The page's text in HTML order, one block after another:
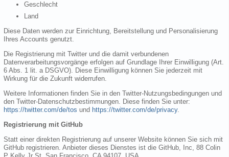
Geschlecht
Land
Diese Daten werden zur Einrichtung, Bereitstellung und Personalisierung
Ihres Accounts genutzt.
Die Registrierung mit Twitter und die damit verbundenen
Datenverarbeitungsvorgänge erfolgen auf Grundlage Ihrer Einwilligung (Art.
6 Abs. 1 lit. a DSGVO). Diese Einwilligung können Sie jederzeit mit
Wirkung für die Zukunft widerrufen.
Weitere Informationen finden Sie in den Twitter-Nutzungsbedingungen und
den Twitter-Datenschutzbestimmungen. Diese finden Sie unter:
https://twitter.com/de/tos und https://twitter.com/de/privacy.
Registrierung mit GitHub
Statt einer direkten Registrierung auf unserer Website können Sie sich mit
GitHub registrieren. Anbieter dieses Dienstes ist die GitHub, Inc, 88 Colin